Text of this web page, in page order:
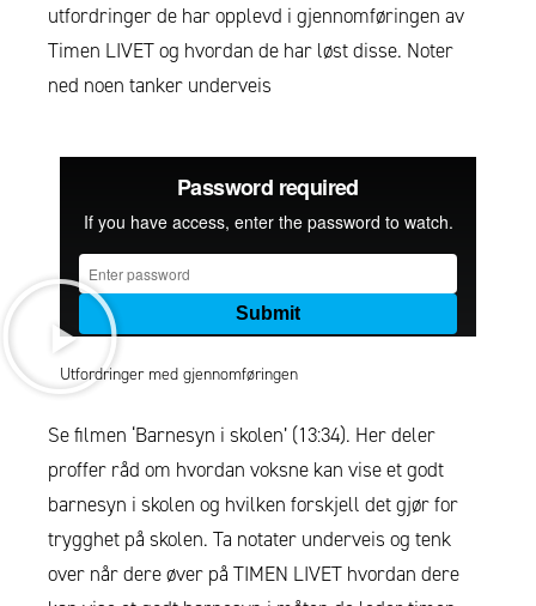
utfordringer de har opplevd i gjennomføringen av
Timen LIVET og hvordan de har løst disse. Noter
ned noen tanker underveis
Utfordringer med gjennomføringen
Se filmen ‘Barnesyn i skolen’ (13:34). Her deler
proffer råd om hvordan voksne kan vise et godt
barnesyn i skolen og hvilken forskjell det gjør for
trygghet på skolen. Ta notater underveis og tenk
over når dere øver på TIMEN LIVET hvordan dere